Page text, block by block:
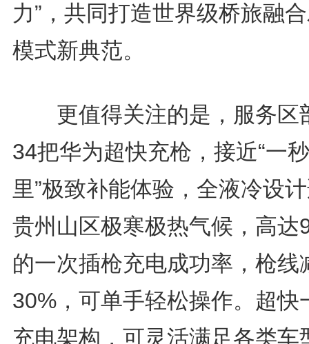
力”，共同打造世界级桥旅融
模式新典范。
更值得关注的是，服务区
34把华为超快充枪，接近“一
里”极致补能体验，全液冷设
贵州山区极寒极热气候，高达
的一次插枪充电成功率，枪线
30%，可单手轻松操作。超快
充电架构，可灵活满足各类车